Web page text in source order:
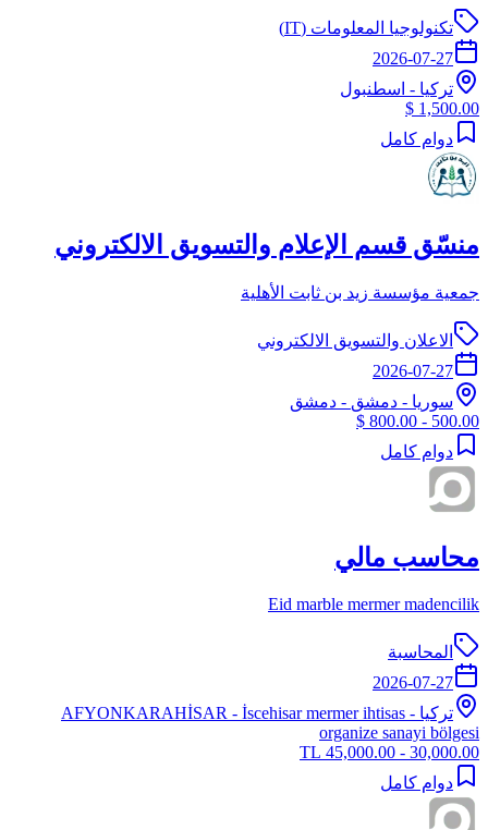
تكنولوجيا المعلومات (IT)
2026-07-27
تركيا - اسطنبول
1,500.00 $
دوام كامل
منسّق قسم الإعلام والتسويق الالكتروني
جمعية مؤسسة زيد بن ثابت الأهلية
الاعلان والتسويق الالكتروني
2026-07-27
سوريا - دمشق - دمشق
500.00 - 800.00 $
دوام كامل
محاسب مالي
Eid marble mermer madencilik
المحاسبة
2026-07-27
تركيا -
AFYONKARAHİSAR - İscehisar mermer ihtisas
organize sanayi bölgesi
30,000.00 - 45,000.00 TL
دوام كامل